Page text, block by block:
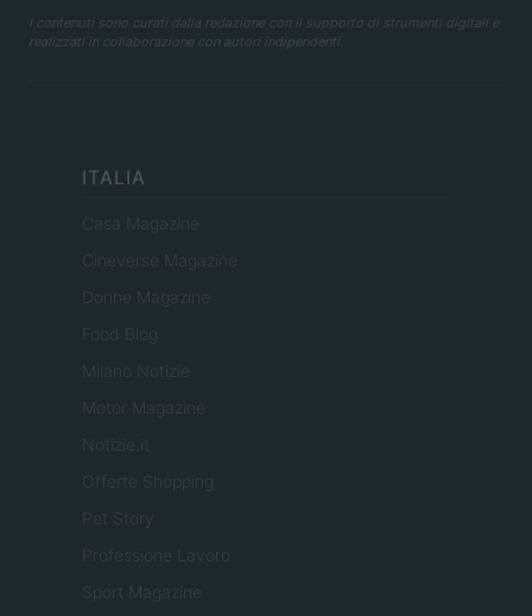
I contenuti sono curati dalla redazione con il supporto di strumenti digitali e
realizzati in collaborazione con autori indipendenti.
ITALIA
Casa Magazine
Cineverse Magazine
Donne Magazine
Food Blog
Milano Notizie
Motor Magazine
Notizie.it
Offerte Shopping
Pet Story
Professione Lavoro
Sport Magazine